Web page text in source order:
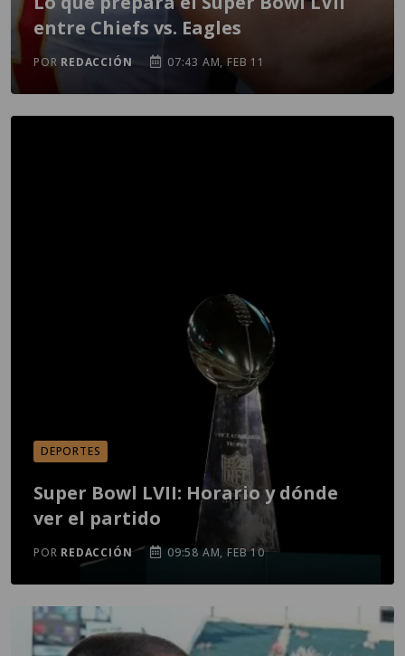
entre Chiefs vs. Eagles
POR REDACCIÓN 07:43 AM, FEB 11
DEPORTES
Super Bowl LVII: Horario y dónde
ver el partido
POR REDACCIÓN 09:58 AM, FEB 10